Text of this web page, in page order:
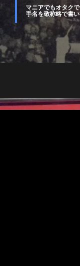
キ
プ
マニアでもオタク
手名を敬称略で書